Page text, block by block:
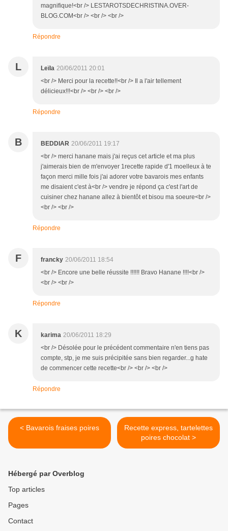
magnifique!<br /> LESTAROTSDECHRISTINA.OVER-
BLOG.COM<br /> <br /> <br />
Répondre
L Leïla 20/06/2011 20:01
<br /> Merci pour la recette!!<br /> Il a l'air tellement
délicieux!!!<br /> <br /> <br />
Répondre
B BEDDIAR 20/06/2011 19:17
<br /> merci hanane mais j'ai reçus cet article et ma plus
j'aimerais bien de m'envoyer 1recette rapide d'1 moelleux à te
façon merci mille fois j'ai adorer votre bavarois mes enfants
me disaient c'est à<br /> vendre je répond ça c'est l'art de
cuisiner chez hanane allez à bientôt et bisou ma soeure<br />
<br /> <br />
Répondre
F francky 20/06/2011 18:54
<br /> Encore une belle réussite !!!!!! Bravo Hanane !!!!<br />
<br /> <br />
Répondre
K karima 20/06/2011 18:29
<br /> Désolée pour le précédent commentaire n'en tiens pas
compte, stp, je me suis précipitée sans bien regarder...g hate
de commencer cette recette<br /> <br /> <br />
Répondre
< Bavarois fraises poires
Recette express, tartelettes
poires chocolat >
Hébergé par Overblog
Top articles
Pages
Contact